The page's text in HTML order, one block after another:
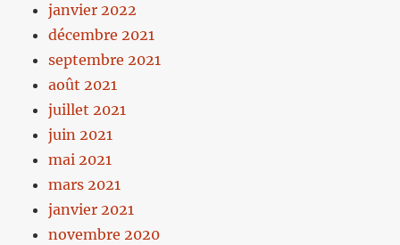
janvier 2022
décembre 2021
septembre 2021
août 2021
juillet 2021
juin 2021
mai 2021
mars 2021
janvier 2021
novembre 2020